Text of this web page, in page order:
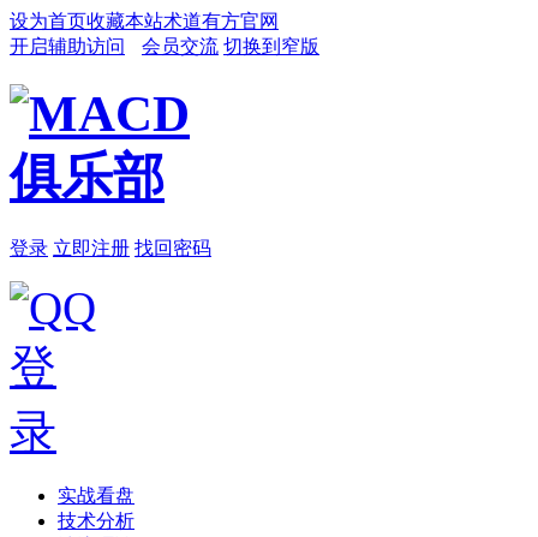
设为首页收藏本站术道有方官网
开启辅助访问
会员交流 切换到窄版
登录 立即注册 找回密码
实战看盘
技术分析